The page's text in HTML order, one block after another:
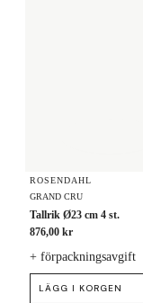
ROSENDAHL
GRAND CRU
Tallrik Ø23 cm 4 st.
876,00 kr
+ förpackningsavgift
LÄGG I KORGEN